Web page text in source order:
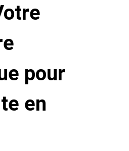
pour
en